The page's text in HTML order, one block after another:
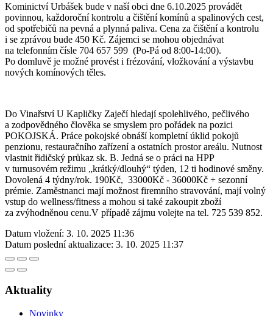
Kominictví Urbášek bude v naší obci dne 6.10.2025 provádět
povinnou, každoroční kontrolu a čištění komínů a spalinových cest,
od spotřebičů na pevná a plynná paliva. Cena za čištění a kontrolu
i se zprávou bude 450 Kč. Zájemci se mohou objednávat
na telefonním čísle 704 657 599 (Po-Pá od 8:00-14:00).
Po domluvě je možné provést i frézování, vložkování a výstavbu
nových komínových těles.
Do Vinařství U Kapličky Zaječí hledají spolehlivého, pečlivého
a zodpovědného člověka se smyslem pro pořádek na pozici
POKOJSKÁ. Práce pokojské obnáší kompletní úklid pokojů
penzionu, restauračního zařízení a ostatních prostor areálu. Nutnost
vlastnit řidičský průkaz sk. B. Jedná se o práci na HPP
v turnusovém režimu „krátký/dlouhý“ týden, 12 ti hodinové směny.
Dovolená 4 týdny/rok. 190Kč, 33000Kč - 36000Kč + sezonní
prémie. Zaměstnanci mají možnost firemního stravování, mají volný
vstup do wellness/fitness a mohou si také zakoupit zboží
za zvýhodněnou cenu.V případě zájmu volejte na tel. 725 539 852.
Datum vložení: 3. 10. 2025 11:36
Datum poslední aktualizace: 3. 10. 2025 11:37
Aktuality
Novinky